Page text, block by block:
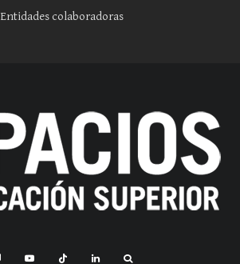
Entidades colaboradoras